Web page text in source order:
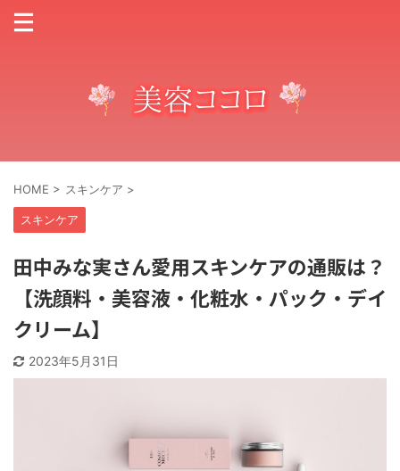
HOME > スキンケア >
スキンケア
田中みな実さん愛用スキンケアの通販は？
【洗顔料・美容液・化粧水・パック・デイ
クリーム】
2023年5月31日